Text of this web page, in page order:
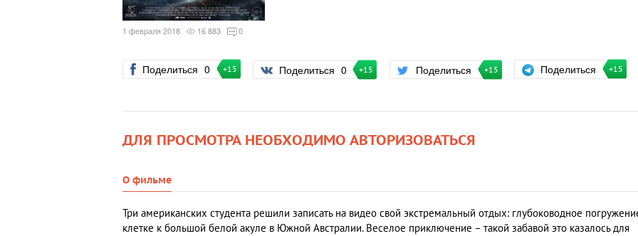
1 февраля 2018 16 883 0
Поделиться 0 +15 Поделиться 0 +15 Поделиться +15 Поделиться +15
ДЛЯ ПРОСМОТРА НЕОБХОДИМО АВТОРИЗОВАТЬСЯ
О фильме
Три американских студента решили записать на видео свой экстремальный отдых: глубоководное
клетке к большой белой акуле в Южной Австралии. Веселое приключение – такой забавой это казалось для